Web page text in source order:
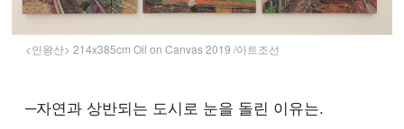
<인왕산> 214x385cm Oil on Canvas 2019 /아트조선
─자연과 상반되는 도시로 눈을 돌린 이유는.